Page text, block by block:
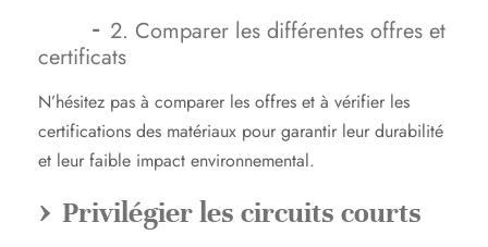
2. Comparer les différentes offres et
certificats
N’hésitez pas à comparer les offres et à vérifier les
certifications des matériaux pour garantir leur durabilité
et leur faible impact environnemental.
Privilégier les circuits courts